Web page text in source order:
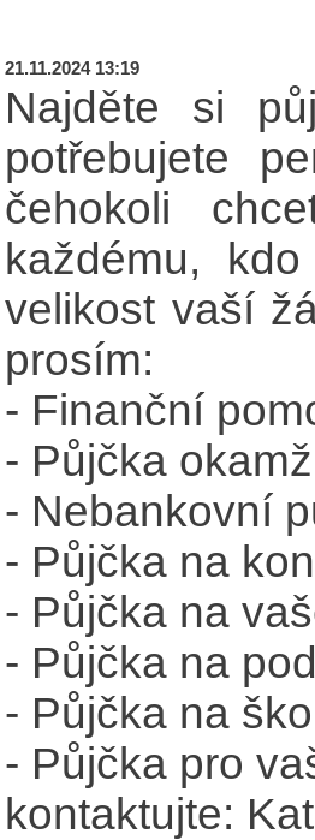
21.11.2024 13:19
Najděte si
potřebujete
čehokoli
každému,
velikost vaší
prosím:
- Finanční
- Půjčka
- Nebankovní
- Půjčka na
- Půjčka na
- Půjčka na
- Půjčka na
- Půjčka pro
kontaktujte: